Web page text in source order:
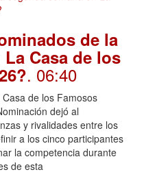
de la
Casa de los
. 06:40
de los Famosos
dejó al
y rivalidades entre los
a los cinco participantes
la competencia durante
de esta